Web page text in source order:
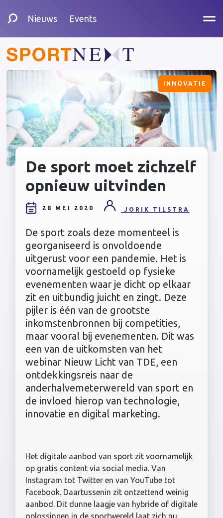
Nieuws Events
INNOVATIE
De sport moet zichzelf
opnieuw uitvinden
28 MEI 2020 JORIK TILSTRA
De sport zoals deze momenteel is
georganiseerd is onvoldoende
uitgerust voor een pandemie. Het is
voornamelijk gestoeld op fysieke
evenementen waar je dicht op elkaar
zit en uitbundig juicht en zingt. Deze
pijler is één van de grootste
inkomstenbronnen bij competities,
maar vooral bij evenementen. Dit was
een van de uitkomsten van het
webinar Nieuw Licht van TDE, een
ontdekkingsreis naar de
anderhalvemeterwereld van sport en
de invloed hierop van technologie,
innovatie en digital marketing.
Het digitale aanbod van sport zit voornamelijk
op gratis content via social media. Van
Instagram tot Twitter en van YouTube tot
Facebook. Daartussenin zit ontzettend weinig
aanbod. Dit dunne laagje van hybride of digitale
oplossingen in de sportwereld laat zich nu